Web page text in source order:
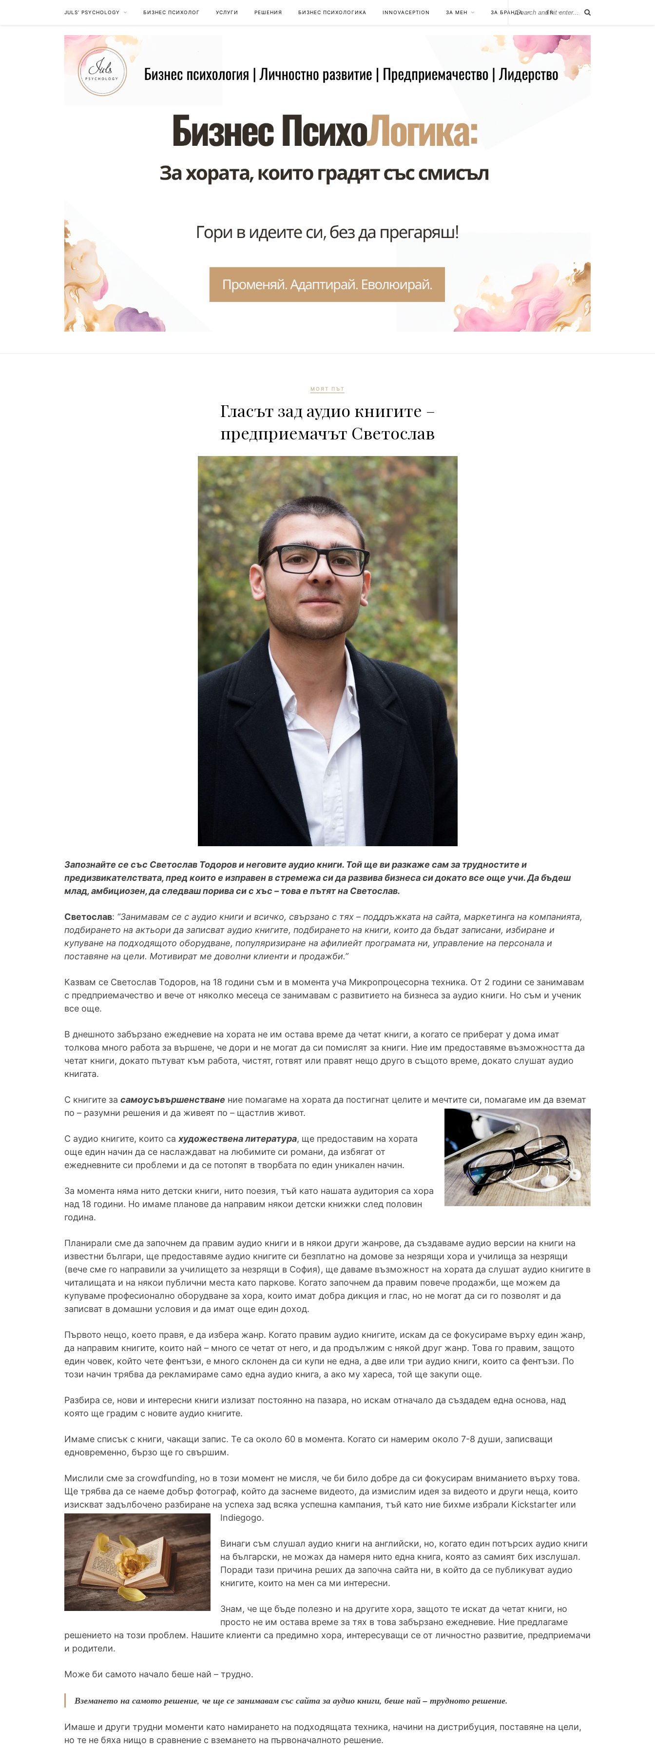
JULS’ PSYCHOLOGY БИЗНЕС ПСИХОЛОГ УСЛУГИ РЕШЕНИЯ БИЗНЕС ПСИХОЛОГИКА INNOVACEPTION ЗА МЕН ЗА БРАНДА EN
МОЯТ ПЪТ
Гласът зад аудио книгите –
предприемачът Светослав
Запознайте се със Светослав Тодоров и неговите аудио книги. Той ще ви разкаже сам за трудностите и
предизвикателствата, пред които е изправен в стремежа си да развива бизнеса си докато все още учи. Да бъдеш
млад, амбициозен, да следваш порива си с хъс – това е пътят на Светослав.
Светослав: “Занимавам се с аудио книги и всичко, свързано с тях – поддръжката на сайта, маркетинга на компанията,
подбирането на актьори да записват аудио книгите, подбирането на книги, които да бъдат записани, избиране и
купуване на подходящото оборудване, популяризиране на афилиейт програмата ни, управление на персонала и
поставяне на цели. Мотивират ме доволни клиенти и продажби.”
Казвам се Светослав Тодоров, на 18 години съм и в момента уча Микропроцесорна техника. От 2 години се занимавам
с предприемачество и вече от няколко месеца се занимавам с развитието на бизнеса за аудио книги. Но съм и ученик
все още.
В днешното забързано ежедневие на хората не им остава време да четат книги, а когато се приберат у дома имат
толкова много работа за вършене, че дори и не могат да си помислят за книги. Ние им предоставяме възможността да
четат книги, докато пътуват към работа, чистят, готвят или правят нещо друго в същото време, докато слушат аудио
книгата.
С книгите за самоусъвършенстване ние помагаме на хората да постигнат целите и мечтите си, помагаме им да вземат
по – разумни решения и да живеят по – щастлив живот.
С аудио книгите, които са художествена литература, ще предоставим на хората
още един начин да се наслаждават на любимите си романи, да избягат от
ежедневните си проблеми и да се потопят в творбата по един уникален начин.
За момента няма нито детски книги, нито поезия, тъй като нашата аудитория са хора
над 18 години. Но имаме планове да направим някои детски книжки след половин
година.
Планирали сме да започнем да правим аудио книги и в някои други жанрове, да създаваме аудио версии на книги на
известни българи, ще предоставяме аудио книгите си безплатно на домове за незрящи хора и училища за незрящи
(вече сме го направили за училището за незрящи в София), ще даваме възможност на хората да слушат аудио книгите в
читалищата и на някои публични места като паркове. Когато започнем да правим повече продажби, ще можем да
купуваме професионално оборудване за хора, които имат добра дикция и глас, но не могат да си го позволят и да
записват в домашни условия и да имат още един доход.
Първото нещо, което правя, е да избера жанр. Когато правим аудио книгите, искам да се фокусираме върху един жанр,
да направим книгите, които най – много се четат от него, и да продължим с някой друг жанр. Това го правим, защото
един човек, който чете фентъзи, е много склонен да си купи не една, а две или три аудио книги, които са фентъзи. По
този начин трябва да рекламираме само една аудио книга, а ако му хареса, той ще закупи още.
Разбира се, нови и интересни книги излизат постоянно на пазара, но искам отначало да създадем една основа, над
която ще градим с новите аудио книгите.
Имаме списък с книги, чакащи запис. Те са около 60 в момента. Когато си намерим около 7-8 души, записващи
едновременно, бързо ще го свършим.
Мислили сме за crowdfunding, но в този момент не мисля, че би било добре да си фокусирам вниманието върху това.
Ще трябва да се наеме добър фотограф, който да заснеме видеото, да измислим идея за видеото и други неща, които
изискват задълбочено разбиране на успеха зад всяка успешна кампания, тъй като ние бихме избрали Kickstarter или
Indiegogo.
Винаги съм слушал аудио книги на английски, но, когато един потърсих аудио книги
на български, не можах да намеря нито една книга, която аз самият бих изслушал.
Поради тази причина реших да започна сайта ни, в който да се публикуват аудио
книгите, които на мен са ми интересни.
Знам, че ще бъде полезно и на другите хора, защото те искат да четат книги, но
просто не им остава време за тях в това забързано ежедневие. Ние предлагаме
решението на този проблем. Нашите клиенти са предимно хора, интересуващи се от личностно развитие, предприемачи
и родители.
Може би самото начало беше най – трудно.
Вземането на самото решение, че ще се занимавам със сайта за аудио книги, беше най – трудното решение.
Имаше и други трудни моменти като намирането на подходящата техника, начини на дистрибуция, поставяне на цели,
но те не бяха нищо в сравнение с вземането на първоначалното решение.